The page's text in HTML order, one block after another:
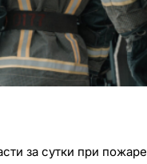
за сутки при пожаре